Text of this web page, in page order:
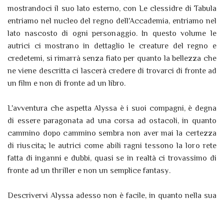
mostrandoci il suo lato esterno, con Le clessidre di Tabula
entriamo nel nucleo del regno dell'Accademia, entriamo nel
lato nascosto di ogni personaggio. In questo volume le
autrici ci mostrano in dettaglio le creature del regno e
credetemi, si rimarrà senza fiato per quanto la bellezza che
ne viene descritta ci lascerà credere di trovarci di fronte ad
un film e non di fronte ad un libro.
L'avventura che aspetta Alyssa è i suoi compagni, è degna
di essere paragonata ad una corsa ad ostacoli, in quanto
cammino dopo cammino sembra non aver mai la certezza
di riuscita; le autrici come abili ragni tessono la loro rete
fatta di inganni e dubbi, quasi se in realtà ci trovassimo di
fronte ad un thriller e non un semplice fantasy.
Descrivervi Alyssa adesso non è facile, in quanto nella sua